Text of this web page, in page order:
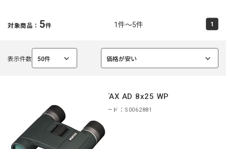
対象商品： 5件 1件～5件 1
表示件数 50件
選
価格が安い
選
PENTAX AD 8x25 WP
商品コード：S0062881